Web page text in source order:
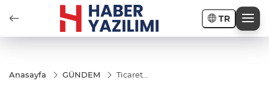
TR
Anasayfa GÜNDEM
Ticaret